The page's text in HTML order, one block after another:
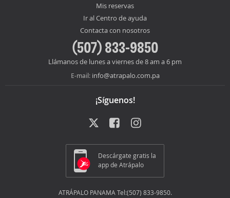
Mis reservas
Ir al Centro de ayuda
Contacta con nosotros
(507) 833-9850
Llámanos de lunes a viernes de 8 am a 6 pm
E-mail: info@atrapalo.com.pa
¡Síguenos!
Descárgate gratis la
app de Atrápalo
ATRÁPALO PANAMA Tel:(507) 833-9850.